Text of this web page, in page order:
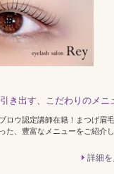
が自慢のサロン
テで作る韓国風束感まつげ!圧倒的
を同時に叶える◎[アイブロウ/眉
き出す、こだわりのメニ
ロウ認定講師在籍！まつげ眉
た、豊富なメニューをご紹介
詳細